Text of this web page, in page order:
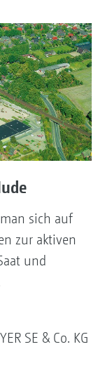
sich auf
zur aktiven
und
SE & Co. KG